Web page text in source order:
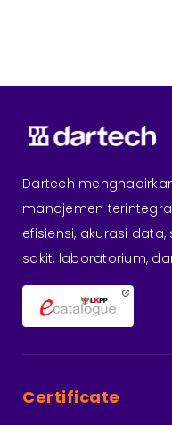
Dartech
manajemen
efisiensi, akurasi
sakit, laboratorium,
Certificate